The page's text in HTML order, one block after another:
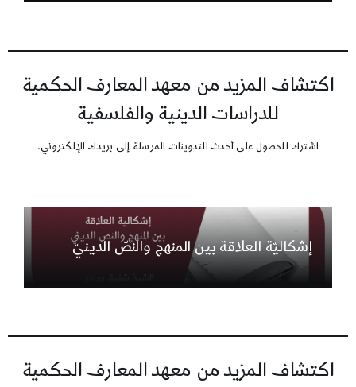
اكتشاف المزيد من معهد المعارف الحكمية
للدراسات الدينية والفلسفية
اشترك للحصول على أحدث التدوينات المرسلة إلى بريدك الإلكتروني.
إشكاليّة العلاقة بين المنهج والنصّ الدينيّ
اكتشاف المزيد من معهد المعارف الحكمية